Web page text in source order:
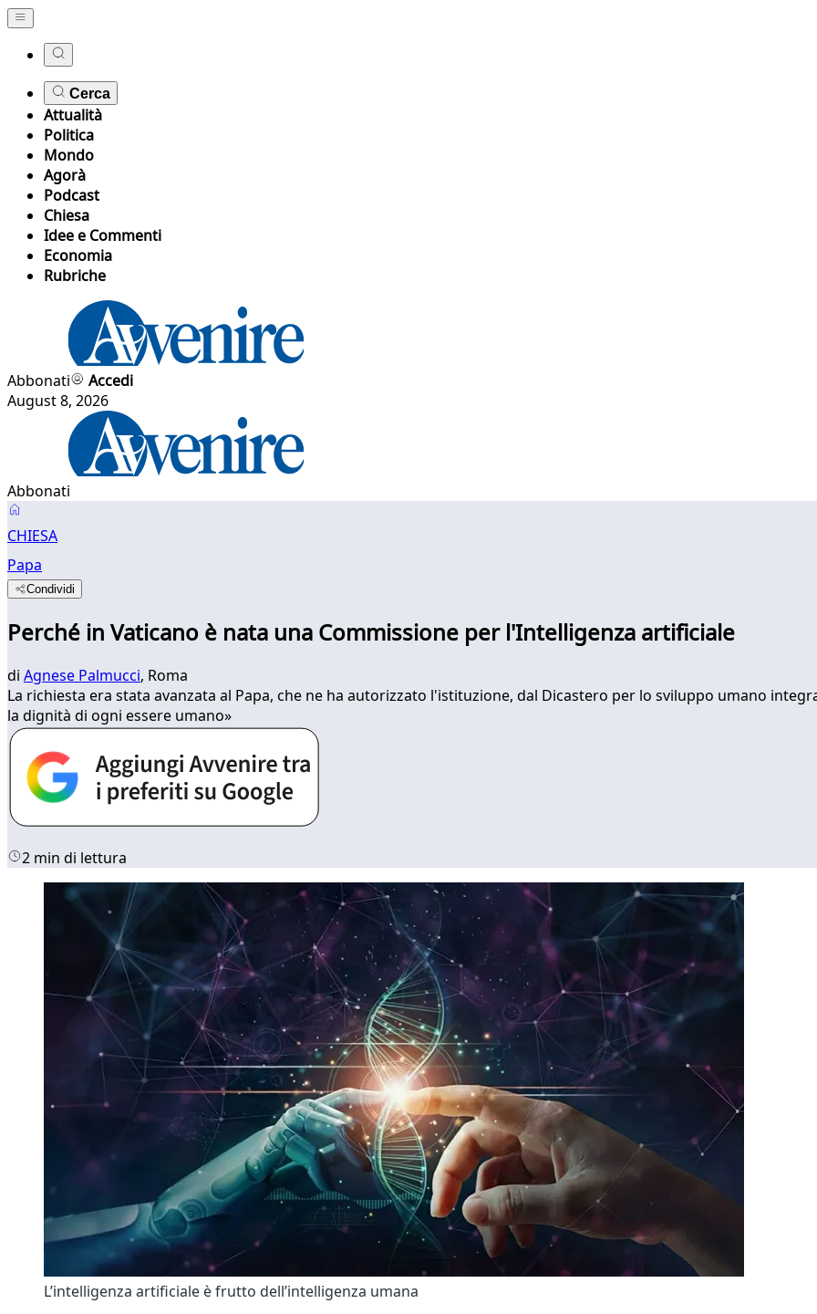
Cerca
Attualità
Politica
Mondo
Agorà
Podcast
Chiesa
Idee e Commenti
Economia
Rubriche
Abbonati
Accedi
August 8, 2026
Abbonati
CHIESA
Papa
Condividi
Perché in Vaticano è nata una Commissione per l'Intelligenza artificiale
di Agnese Palmucci, Roma
La richiesta era stata avanzata al Papa, che ne ha autorizzato l'istituzione, dal Dicastero per lo sviluppo umano
la dignità di ogni essere umano»
2 min di lettura
L’intelligenza artificiale è frutto dell’intelligenza umana